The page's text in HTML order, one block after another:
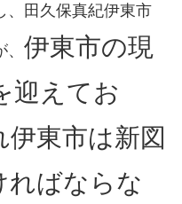
、田久保真紀伊東市
伊東市の現
迎えてお
伊東市は新図
ればならな